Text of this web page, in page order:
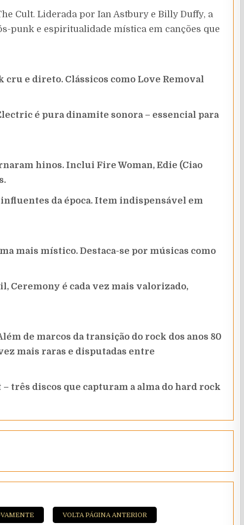
Cult. Liderada por Ian Astbury e Billy Duffy, a
punk e espiritualidade mística em canções que
e direto. Clássicos como Love Removal
é pura dinamite sonora – essencial para
hinos. Inclui Fire Woman, Edie (Ciao
da época. Item indispensável em
mais místico. Destaca-se por músicas como
Ceremony é cada vez mais valorizado,
de marcos da transição do rock dos anos 80
mais raras e disputadas entre
três discos que capturam a alma do hard rock
VOLTA PÁGINA ANTERIOR